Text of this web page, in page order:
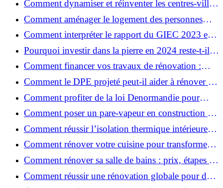
Comment dynamiser et réinventer les centres-villes
avec Action Cœur de Ville ?
Comment aménager le logement des personnes
âgées et obtenir des aides financières ?
Comment interpréter le rapport du GIEC 2023 et
en retenir l'essentiel ?
Pourquoi investir dans la pierre en 2024 reste-t-il
un choix sûr ?
Comment financer vos travaux de rénovation :
aides, prêts et solutions pratiques ?
Comment le DPE projeté peut-il aider à rénover et
valoriser votre bien ?
Comment profiter de la loi Denormandie pour
investir dans l'ancien et défiscaliser ?
Comment poser un pare-vapeur en construction et
rénovation : rôle et erreurs à éviter?
Comment réussir l’isolation thermique intérieure
pour une maison économe en énergie ?
Comment rénover votre cuisine pour transformer
votre espace de vie ?
Comment rénover sa salle de bains : prix, étapes et
astuces ?
Comment réussir une rénovation globale pour des